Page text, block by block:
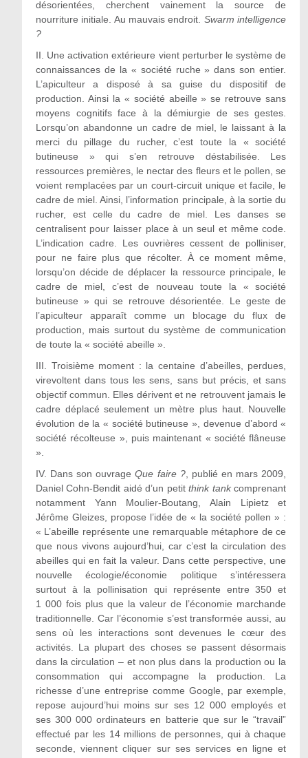
désorientées, cherchent vainement la source de
nourriture initiale. Au mauvais endroit. Swarm intelligence
?
II. Une activation extérieure vient perturber le système de
connaissances de la « société ruche » dans son entier.
L’apiculteur a disposé à sa guise du dispositif de
production. Ainsi la « société abeille » se retrouve sans
moyens cognitifs face à la démiurgie de ses gestes.
Lorsqu’on abandonne un cadre de miel, le laissant à la
merci du pillage du rucher, c’est toute la « société
butineuse » qui s’en retrouve déstabilisée. Les
ressources premières, le nectar des fleurs et le pollen, se
voient remplacées par un court-circuit unique et facile, le
cadre de miel. Ainsi, l’information principale, à la sortie du
rucher, est celle du cadre de miel. Les danses se
centralisent pour laisser place à un seul et même code.
L’indication cadre. Les ouvrières cessent de polliniser,
pour ne faire plus que récolter. À ce moment même,
lorsqu’on décide de déplacer la ressource principale, le
cadre de miel, c’est de nouveau toute la « société
butineuse » qui se retrouve désorientée. Le geste de
l’apiculteur apparaît comme un blocage du flux de
production, mais surtout du système de communication
de toute la « société abeille ».
III. Troisième moment : la centaine d’abeilles, perdues,
virevoltent dans tous les sens, sans but précis, et sans
objectif commun. Elles dérivent et ne retrouvent jamais le
cadre déplacé seulement un mètre plus haut. Nouvelle
évolution de la « société butineuse », devenue d’abord «
société récolteuse », puis maintenant « société flâneuse
».
IV. Dans son ouvrageQue faire ?,
publié en mars 2009,
Daniel Cohn-Bendit aidé d’un petitthink tankcomprenant
notamment Yann Moulier-Boutang, Alain Lipietz et
Jérôme Gleizes, propose l’idée de « la société pollen » :
« L’abeille représente une remarquable métaphore de ce
que nous vivons aujourd’hui, car c’est la circulation des
abeilles qui en fait la valeur. Dans cette perspective, une
nouvelle écologie/économie politique s’intéressera
surtout à la pollinisation qui représente entre 350 et
1 000 fois plus que la valeur de l’économie marchande
traditionnelle. Car l’économie s’est transformée aussi, au
sens où les interactions sont devenues le cœur des
activités. La plupart des choses se passent désormais
dans la circulation – et non plus dans la production ou la
consommation qui accompagne la production. La
richesse d’une entreprise comme Google, par exemple,
repose aujourd’hui moins sur ses 12 000 employés et
ses 300 000 ordinateurs en batterie que sur le “travail”
effectué par les 14 millions de personnes, qui à chaque
seconde, viennent cliquer sur ses services en ligne et